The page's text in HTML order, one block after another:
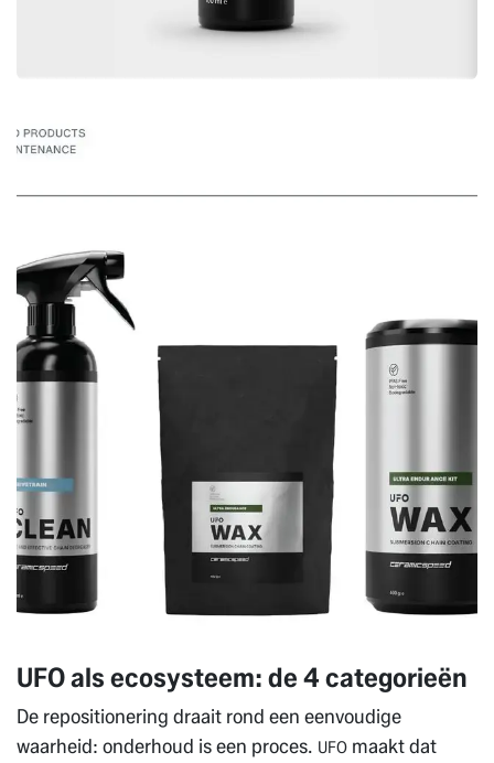
UFO als ecosysteem: de 4 categorieën
De repositionering draait rond een eenvoudige
waarheid: onderhoud is een proces. UFO maakt dat